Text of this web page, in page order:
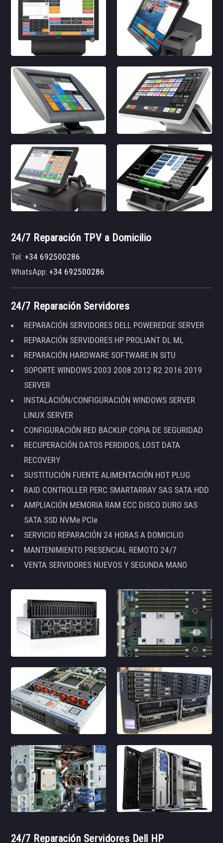
24/7 Reparación TPV a Domicilio
Tel:+34 692500286
WhatsApp:+34 692500286
24/7 Reparación Servidores
REPARACIÓN SERVIDORES DELL POWEREDGE SERVER
REPARACIÓN SERVIDORES HP PROLIANT DL ML
REPARACIÓN HARDWARE SOFTWARE IN SITU
SOPORTE WINDOWS 2003 2008 2012 R2 2016 2019
SERVER
INSTALACIÓN/CONFIGURACIÓN WINDOWS SERVER
LINUX SERVER
CONFIGURACIÓN RED BACKUP COPIA DE SEGURIDAD
RECUPERACIÓN DATOS PERDIDOS, LOST DATA
RECOVERY
SUSTITUCIÓN FUENTE ALIMENTACIÓN HOT PLUG
RAID CONTROLLER PERC SMARTARRAY SAS SATA HDD
AMPLIACIÓN MEMORIA RAM ECC DISCO DURO SAS
SATA SSD NVMe PCIe
SERVICIO REPARACIÓN 24 HORAS A DOMICILIO
MANTENIMIENTO PRESENCIAL REMOTO 24/7
VENTA SERVIDORES NUEVOS Y SEGUNDA MANO
24/7 Reparación Servidores Dell HP